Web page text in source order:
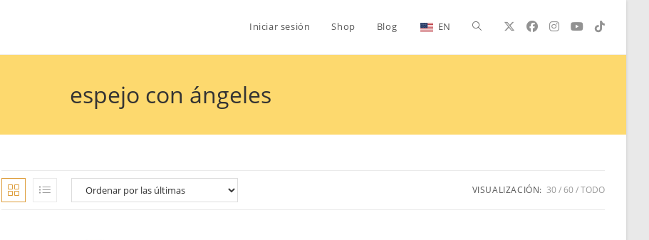
Iniciar sesión Shop Blog EN Alternar
de
la
espejo con ángeles
VISUALIZACIÓN: 30 60 TODO